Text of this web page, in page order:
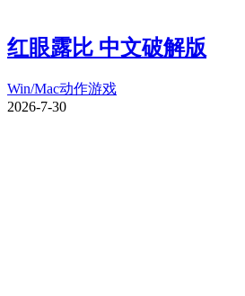
红眼露比 中文破解版
Win/Mac动作游戏
2026-7-30